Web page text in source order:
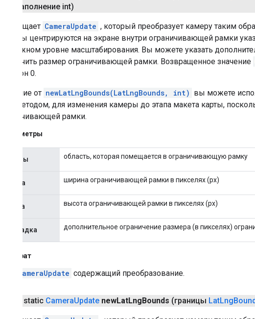
заполнение int)
Возвращает CameraUpdate , который преобразует камеру таким
долготы центрируются на экране внутри ограничивающей рамки
возможном уровне масштабирования. Вы можете указать
ограничить размер ограничивающей рамки. Возвращенное значение
и наклон 0.
В отличие от newLatLngBounds(LatLngBounds, int) вы можете
этим методом, для изменения камеры до этапа макета карты,
ограничивающей рамки.
Параметры
границы область, которая помещается в ограничивающую рамку
ширина ширина ограничивающей рамки в пикселях (px)
высота высота ограничивающей рамки в пикселях (px)
прокладка дополнительное ограничение размера (в пикселях)
Возврат
CameraUpdate содержащий преобразование.
public static CameraUpdate newLatLng Bounds (границы LatLng